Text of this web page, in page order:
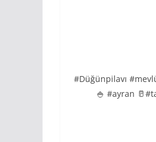
#Düğünpilavı
🍚 #ayran